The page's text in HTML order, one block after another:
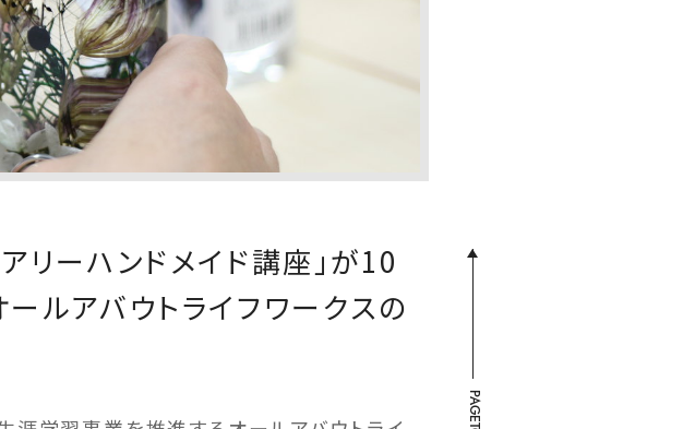
リーハンドメイド講座」が10
ルアバウトライフワークスの